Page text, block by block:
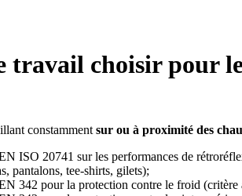
travail choisir pour
constamment sur ou à proximité des
ISO 20741 sur les performances de
pantalons, tee-shirts, gilets);
342 pour la protection contre le froid